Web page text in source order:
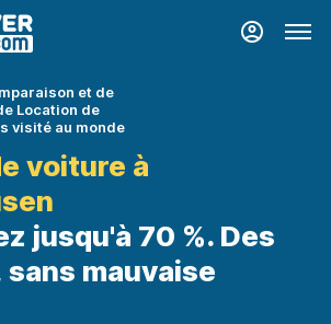
et de
Location de
visité au monde
voiture à
jusqu'à 70 %. Des
mauvaise